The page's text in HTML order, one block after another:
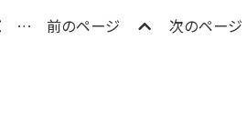
… 前のページ 次のページ